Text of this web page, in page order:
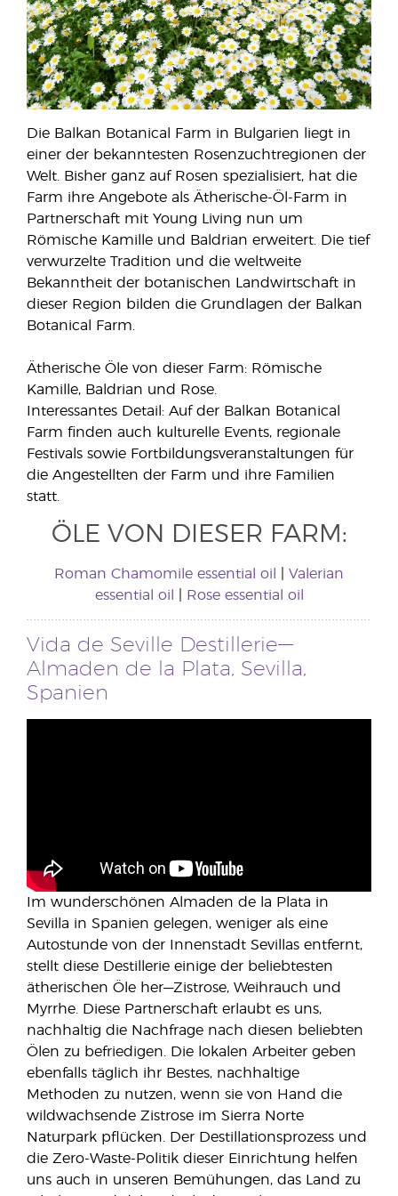
Die Balkan Botanical Farm in Bulgarien liegt in
einer der bekanntesten Rosenzuchtregionen der
Welt. Bisher ganz auf Rosen spezialisiert, hat die
Farm ihre Angebote als Ätherische-Öl-Farm in
Partnerschaft mit Young Living nun um
Römische Kamille und Baldrian erweitert. Die tief
verwurzelte Tradition und die weltweite
Bekanntheit der botanischen Landwirtschaft in
dieser Region bilden die Grundlagen der Balkan
Botanical Farm.
Ätherische Öle von dieser Farm: Römische
Kamille, Baldrian und Rose.
Interessantes Detail: Auf der Balkan Botanical
Farm finden auch kulturelle Events, regionale
Festivals sowie Fortbildungsveranstaltungen für
die Angestellten der Farm und ihre Familien
statt.
ÖLE VON DIESER FARM:
Roman Chamomile essential oil
Valerian
essential oil
Rose essential oil
Vida de Seville Destillerie—
Almaden de la Plata, Sevilla,
Spanien
Im wunderschönen Almaden de la Plata in
Sevilla in Spanien gelegen, weniger als eine
Autostunde von der Innenstadt Sevillas entfernt,
stellt diese Destillerie einige der beliebtesten
ätherischen Öle her—Zistrose, Weihrauch und
Myrrhe. Diese Partnerschaft erlaubt es uns,
nachhaltig die Nachfrage nach diesen beliebten
Ölen zu befriedigen. Die lokalen Arbeiter geben
ebenfalls täglich ihr Bestes, nachhaltige
Methoden zu nutzen, wenn sie von Hand die
wildwachsende Zistrose im Sierra Norte
Naturpark pflücken. Der Destillationsprozess und
die Zero-Waste-Politik dieser Einrichtung helfen
uns auch in unseren Bemühungen, das Land zu